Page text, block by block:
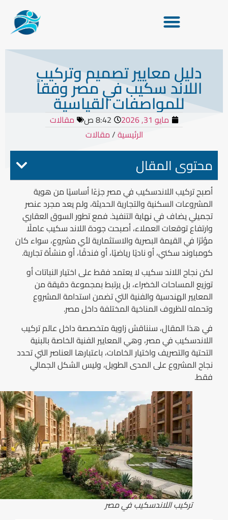
دليل معايير تصميم وتركيب
اللاند سكيب في مصر وفقاً
للمواصفات القياسية
مايو 31, 2026 8:42 ص
مقالات
الرئيسية/مقالات
محتوى المقال
أصبح تركيب اللاندسكيب في مصر جزءًا أساسيًا من هوية
المشروعات السكنية والتجارية الحديثة، ولم يعد مجرد عنصر
تجميلي يضاف في نهاية التنفيذ. فمع تطور السوق العقاري
وارتفاع توقعات العملاء، أصبحت جودة اللاند سكيب عاملًا
مؤثرًا في القيمة البصرية والاستثمارية لأي مشروع، سواء كان
كومباوند سكني، أو ناديًا رياضيًا، أو فندقًا، أو منشأة تجارية.
لكن نجاح اللاند سكيب لا يعتمد فقط على اختيار النباتات أو
توزيع المساحات الخضراء، بل يرتبط بمجموعة دقيقة من
المعايير الهندسية والفنية التي تضمن استدامة المشروع
وتحمله للظروف المناخية المختلفة داخل مصر.
في هذا المقال، سنناقش زاوية متخصصة داخل عالم تركيب
اللاندسكيب في مصر، وهي المعايير الفنية الخاصة بالبنية
التحتية والتصريف واختيار الخامات، باعتبارها العناصر التي تحدد
نجاح المشروع على المدى الطويل، وليس الشكل الجمالي
فقط.
تركيب اللاندسكيب في مصر